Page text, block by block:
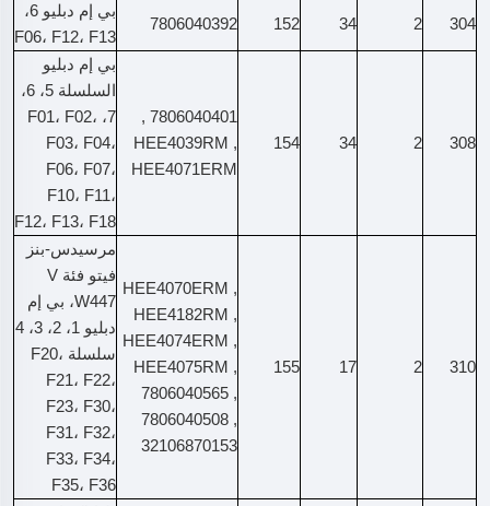
304
2
34
152
7806040392
بي إم دبليو 6،
F06، F12، F13
308
2
34
154
7806040401 ,
HEE4039RM ,
HEE4071ERM
بي إم دبليو
السلسلة 5، 6،
7، F01، F02،
F03، F04،
F06، F07،
F10، F11،
F12، F13، F18
310
2
17
155
HEE4070ERM ,
HEE4182RM ,
HEE4074ERM ,
HEE4075RM ,
7806040565 ,
7806040508 ,
32106870153
مرسيدس-بنز
فيتو فئة V
W447، بي إم
دبليو 1، 2، 3، 4
سلسلة F20،
F21، F22،
F23، F30،
F31، F32،
F33، F34،
F35، F36